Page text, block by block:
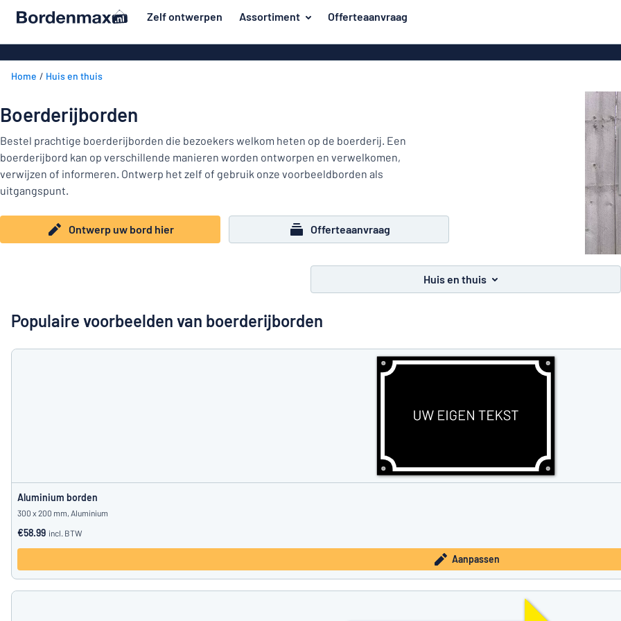
hoofdinhoud Zelf ontwerpen Assortiment Offerteaanvraag
Deur en brievenbus
Huis en thuis
Verkeer en voertuigen
Naambadges
Stickers
Dierenborden
Kinderborden
van emaillen borden
Houten borden
Magneetborden
Bordjes van messing
RVS typeplaatjes
Stickers
PVC-borden
Geen
Materiaal
Deur
en
Verkeer
Toon alle categorieën
naar
uw bord hier
Home Huis en thuis
Boerderijborden
Bestel prachtige boerderijborden die bezoekers welkom heten op de boerderij. Een
boerderijbord kan op verschillende manieren worden ontworpen en verwelkomen,
verwijzen of informeren. Ontwerp het zelf of gebruik onze voorbeeldborden als
uitgangspunt.
Ontwerp uw bord hier Offerteaanvraag
Huis en thuis
Populaire voorbeelden van boerderijborden
Aluminium borden
300 x 200 mm, Aluminium
€58.99 incl. BTW
Aanpassen